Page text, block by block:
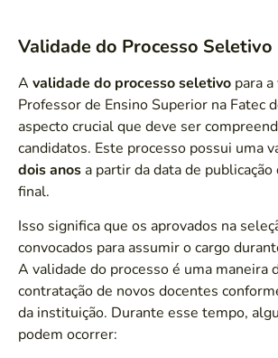
Validade do Processo Seletivo
A validade do processo seletivo para a
Professor de Ensino Superior na Fatec
aspecto crucial que deve ser
candidatos. Este processo possui uma
dois anos a partir da data de
final.
Isso significa que os aprovados na
convocados para assumir o cargo
A validade do processo é uma maneira
contratação de novos docentes
da instituição. Durante esse tempo,
podem ocorrer: